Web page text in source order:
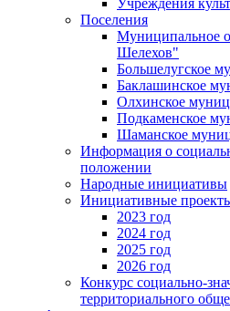
Поселения
Муниципальное
Шелехов"
Большелугское
Баклашинское
Олхинское
Подкаменское
Шаманское
Информация о
положении
Народные инициативы
Инициативные
2023 год
2024 год
2025 год
2026 год
Конкурс социально-
территориального